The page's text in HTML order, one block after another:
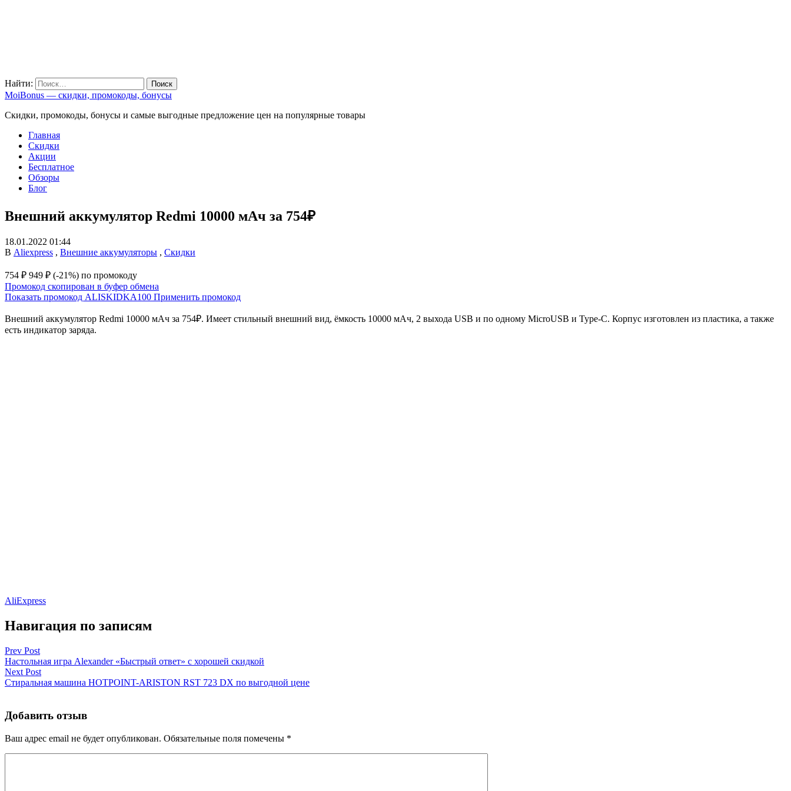
Найти:
MoiBonus — скидки, промокоды, бонусы
Скидки, промокоды, бонусы и самые выгодные предложение цен на популярные товары
Главная
Скидки
Акции
Бесплатное
Обзоры
Блог
Внешний аккумулятор Redmi 10000 мАч за 754₽
18.01.2022 01:44
В Aliexpress , Внешние аккумуляторы , Скидки
754 ₽ 949 ₽ (-21%) по промокоду
Промокод скопирован в буфер обмена
Показать промокод ALISKIDKA100 Применить промокод
Внешний аккумулятор Redmi 10000 мАч за 754₽. Имеет стильный внешний вид, ёмкость 10000 мАч, 2 выхода USB и по одному MicroUSB и Type-C. Корпус изготовлен из пластика, а также
есть индикатор заряда.
AliExpress
Навигация по записям
Prev Post
Настольная игра Alexander «Быстрый ответ» с хорошей скидкой
Next Post
Стиральная машина HOTPOINT-ARISTON RST 723 DX по выгодной цене
Добавить отзыв
Ваш адрес email не будет опубликован. Обязательные поля помечены *